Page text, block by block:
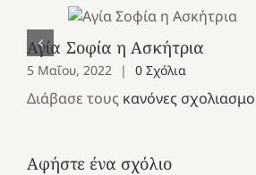
Αγία Σοφία η Ασκήτρια
5 Μαΐου, 2022 | 0 Σχόλια
Διάβασε τους κανόνες
Αφήστε ένα σχόλιο